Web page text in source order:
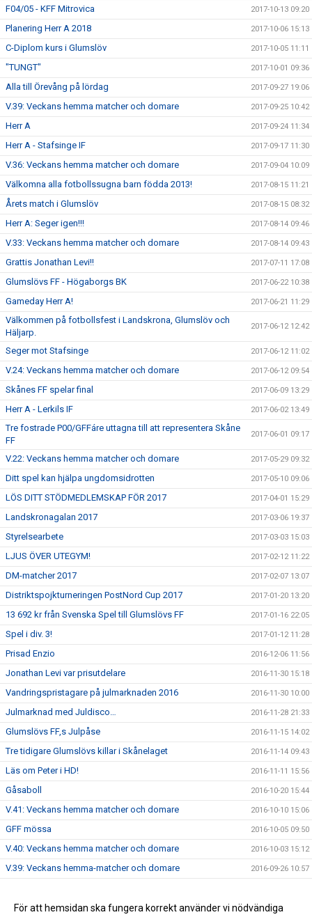
F04/05 - KFF Mitrovica 2017-10-13 09:20
Planering Herr A 2018 2017-10-06 15:13
C-Diplom kurs i Glumslöv 2017-10-05 11:11
"TUNGT" 2017-10-01 09:36
Alla till Örevång på lördag 2017-09-27 19:06
V.39: Veckans hemma matcher och domare 2017-09-25 10:42
Herr A 2017-09-24 11:34
Herr A - Stafsinge IF 2017-09-17 11:30
V.36: Veckans hemma matcher och domare 2017-09-04 10:09
Välkomna alla fotbollssugna barn födda 2013! 2017-08-15 11:21
Årets match i Glumslöv 2017-08-15 08:32
Herr A: Seger igen!!! 2017-08-14 09:46
V.33: Veckans hemma matcher och domare 2017-08-14 09:43
Grattis Jonathan Levi!! 2017-07-11 17:08
Glumslövs FF - Högaborgs BK 2017-06-22 10:38
Gameday Herr A! 2017-06-21 11:29
Välkommen på fotbollsfest i Landskrona, Glumslöv och
Häljarp.
2017-06-12 12:42
Seger mot Stafsinge 2017-06-12 11:02
V.24: Veckans hemma matcher och domare 2017-06-12 09:54
Skånes FF spelar final 2017-06-09 13:29
Herr A - Lerkils IF 2017-06-02 13:49
Tre fostrade P00/GFFáre uttagna till att representera Skåne
FF
2017-06-01 09:17
V.22: Veckans hemma matcher och domare 2017-05-29 09:32
Ditt spel kan hjälpa ungdomsidrotten 2017-05-10 09:06
LÖS DITT STÖDMEDLEMSKAP FÖR 2017 2017-04-01 15:29
Landskronagalan 2017 2017-03-06 19:37
Styrelsearbete 2017-03-03 15:03
LJUS ÖVER UTEGYM! 2017-02-12 11:22
DM-matcher 2017 2017-02-07 13:07
Distriktspojkturneringen PostNord Cup 2017 2017-01-20 13:20
13 692 kr från Svenska Spel till Glumslövs FF 2017-01-16 22:05
Spel i div. 3! 2017-01-12 11:28
Prisad Enzio 2016-12-06 11:56
Jonathan Levi var prisutdelare 2016-11-30 15:18
Vandringspristagare på julmarknaden 2016 2016-11-30 10:00
Julmarknad med Juldisco… 2016-11-28 21:33
Glumslövs FF,s Julpåse 2016-11-15 14:02
Tre tidigare Glumslövs killar i Skånelaget 2016-11-14 09:43
Läs om Peter i HD! 2016-11-11 15:56
Gåsaboll 2016-10-20 15:44
V.41: Veckans hemma matcher och domare 2016-10-10 15:06
GFF mössa 2016-10-05 09:50
V.40: Veckans hemma matcher och domare 2016-10-03 15:12
V.39: Veckans hemma-matcher och domare 2016-09-26 10:57
Info brev augusti 2016 2016-09-14 15:35
För att hemsidan ska fungera korrekt använder vi nödvändiga